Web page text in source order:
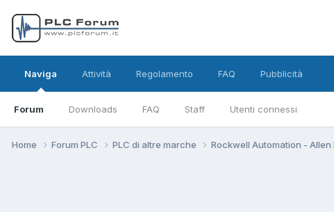
Naviga
Forum Downloads FAQ Staff Utenti connessi
Attività Regolamento FAQ Pubblicità
Home Forum PLC PLC di altre marche Rockwell Automation - Allen